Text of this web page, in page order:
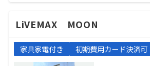
LiVEMAX MOON
家具家電付き 初期費用カード決済可